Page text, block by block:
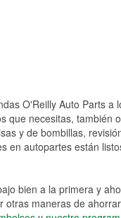
O'Reilly Auto Parts a
que necesitas, también
y de bombillas,
en autopartes están
bien a la primera y
otras maneras de